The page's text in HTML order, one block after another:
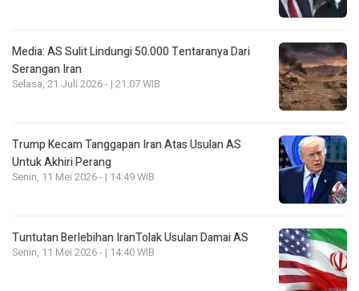
Media: AS Sulit Lindungi 50.000 Tentaranya Dari
Serangan Iran
Selasa, 21 Juli 2026 - | 21:07 WIB
Trump Kecam Tanggapan Iran Atas Usulan AS
Untuk Akhiri Perang
Senin, 11 Mei 2026 - | 14:49 WIB
Tuntutan Berlebihan IranTolak Usulan Damai AS
Senin, 11 Mei 2026 - | 14:40 WIB